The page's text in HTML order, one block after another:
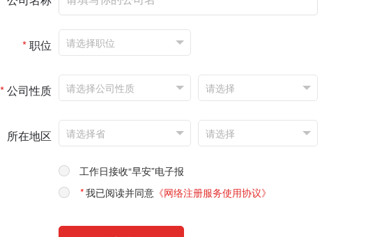
*职位
*公司性质
所在地区
工作日接收“早安”电子报
*我已阅读并同意 《网络注册服务使用协议》